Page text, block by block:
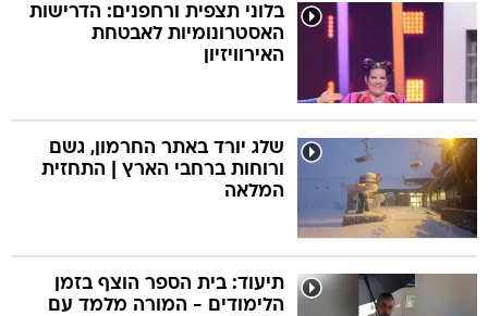
בלוני תצפית ורחפנים: הדרישות
האסטרונומיות לאבטחת
האירוויזיון
שלג יורד באתר החרמון, גשם
ורוחות ברחבי הארץ | התחזית
המלאה
תיעוד: בית הספר הוצף בזמן
הלימודים - המורה מלמד עם